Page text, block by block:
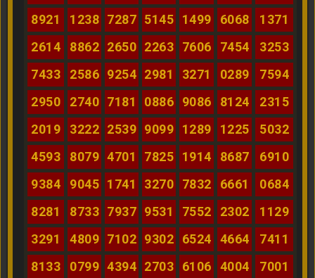
8921
1238 7287 5145 1499 6068
1371
2614
8862 2650 2263 7606 7454
3253
7433
2586 9254 2981 3271 0289
7594
2950
2740 7181 0886 9086 8124
2315
2019
3222 2539 9099 1289 1225
5032
4593
8079 4701 7825 1914 8687
6910
9384
9045 1741 3270 7832 6661
0684
8281
8733 7937 9531 7552 2302
1129
3291
4809 7102 9302 6524 4664
7411
8133
0799 4394 2703 6106 4004
7001